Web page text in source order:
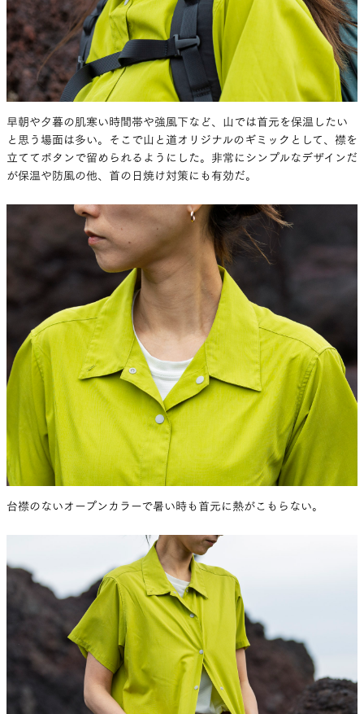
早朝や夕暮の肌寒い時間帯や強風下など、山では首元を保温したい
と思う場面は多い。そこで山と道オリジナルのギミックとして、襟を
立ててボタンで留められるようにした。非常にシンプルなデザインだ
が保温や防風の他、首の日焼け対策にも有効だ。
台襟のないオープンカラーで暑い時も首元に熱がこもらない。